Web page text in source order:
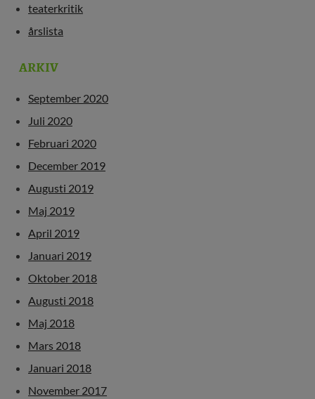
teaterkritik
årslista
ARKIV
September 2020
Juli 2020
Februari 2020
December 2019
Augusti 2019
Maj 2019
April 2019
Januari 2019
Oktober 2018
Augusti 2018
Maj 2018
Mars 2018
Januari 2018
November 2017